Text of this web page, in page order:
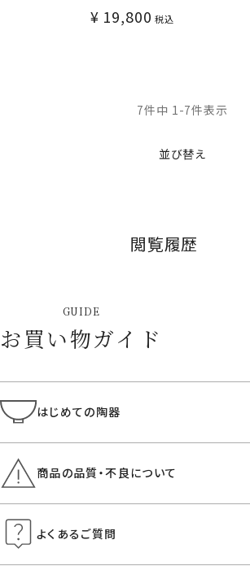
¥ 19,800 税込
並び替え
7件中 1-7件表示
閲覧履歴
GUIDE
お買い物ガイド
はじめての陶器
商品の品質・不良について
よくあるご質問